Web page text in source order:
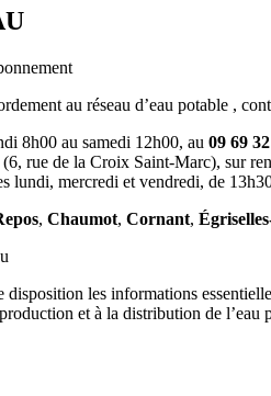
au réseau d’eau potable ,
8h00 au samedi 12h00, au 09 69
(6, rue de la Croix Saint-Marc), sur
lundi, mercredi et vendredi, de
, Chaumot, Cornant,
les informations
et à la distribution de l’eau